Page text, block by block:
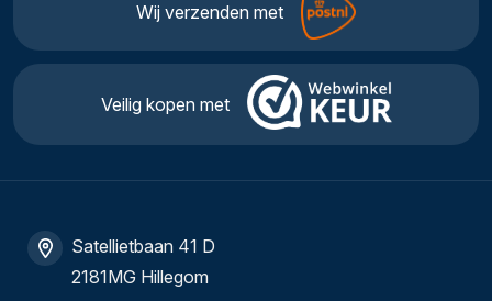
Wij verzenden met
Veilig kopen met
Satellietbaan 41 D
2181MG Hillegom